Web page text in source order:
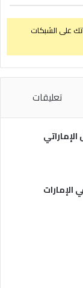
على الشبكات
تعليقات
الإمارات